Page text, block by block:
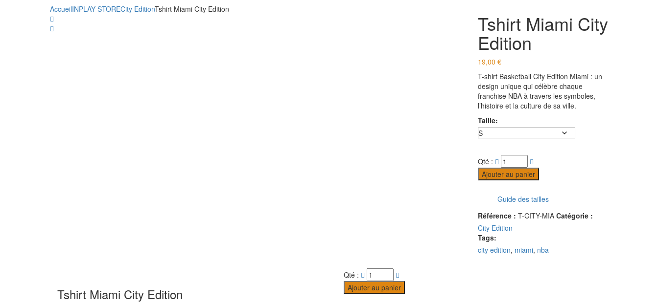
AccueilINPLAY STORECity EditionTshirt Miami City Edition
Tshirt Miami City
Edition
19,00 €
T-shirt Basketball City Edition Miami : un
design unique qui célèbre chaque
franchise NBA à travers les symboles,
l’histoire et la culture de sa ville.
Taille:
Qté :
Ajouter au panier
Guide des tailles
Référence : T-CITY-MIA Catégorie :
City Edition
Tags:
city edition, miami, nba
Tshirt Miami City Edition
Qté :
Ajouter au panier